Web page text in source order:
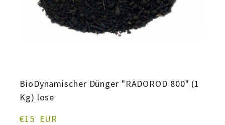
BioDynamischer Dünger "RADOROD 800" (1
Kg) lose
€15  EUR